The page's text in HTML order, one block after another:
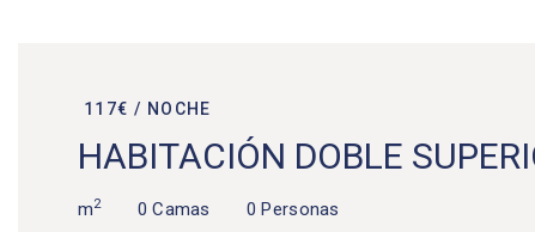
117€ / NOCHE
HABITACIÓN DOBLE
m2 0 Camas 0 Personas